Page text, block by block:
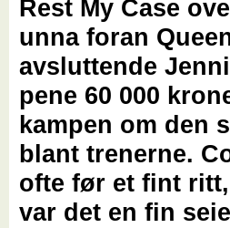
Rest My Case
unna foran
avsluttende
pene 60 000
kampen om den
blant trenerne.
ofte før et fint
var det en fin